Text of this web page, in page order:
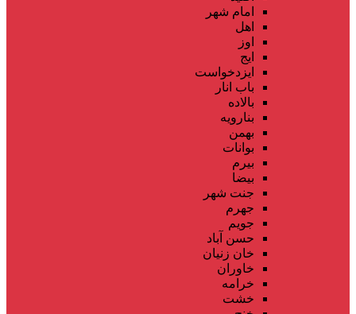
امام شهر
اهل
اوز
ایج
ایزدخواست
باب انار
بالاده
بنارویه
بهمن
بوانات
بیرم
بیضا
جنت شهر
جهرم
جویم
حسن آباد
خان زنیان
خاوران
خرامه
خشت